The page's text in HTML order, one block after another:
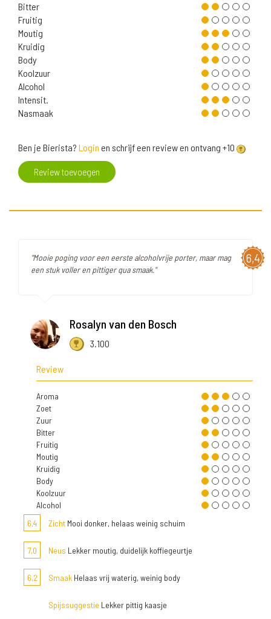
Bitter
Fruitig
Moutig
Kruidig
Body
Koolzuur
Alcohol
Intensit.
Nasmaak
Ben je Bierista? Login en schrijf een review en ontvang +10
Review toevoegen
6,4
"Mooie poging voor een eerste alcoholvrije porter, maar mag
een stuk voller en pittiger qua smaak."
Rosalyn van den Bosch
3.100
Review
Aroma
Zoet
Zuur
Bitter
Fruitig
Moutig
Kruidig
Body
Koolzuur
Alcohol
6,4
Zicht Mooi donker, helaas weinig schuim
7,0 Neus Lekker moutig, duidelijk koffiegeurtje
6,2 Smaak Helaas vrij waterig, weinig body
Spijssuggestie Lekker pittig kaasje